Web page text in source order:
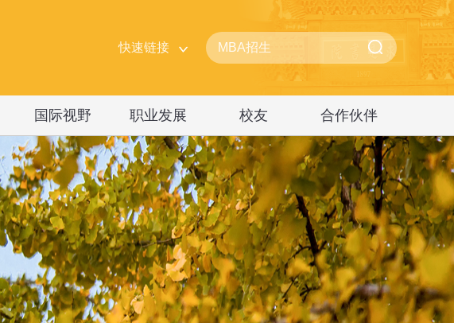
快速链接
国际视野 职业发展 校友 合作伙伴